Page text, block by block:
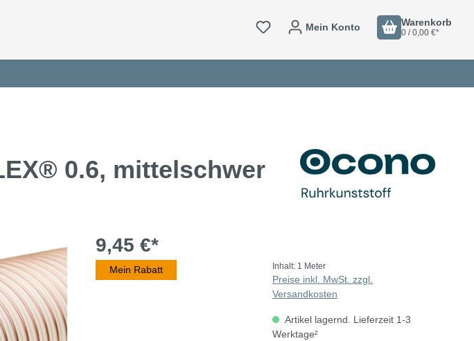
Mein Konto Warenkorb
0 / 0,00 €*
0.6, mittelschwer
9,45 €*
Mein Rabatt Inhalt: 1 Meter
Preise inkl. MwSt. zzgl.
Versandkosten
Artikel lagernd. Lieferzeit 1-3
Werktage²